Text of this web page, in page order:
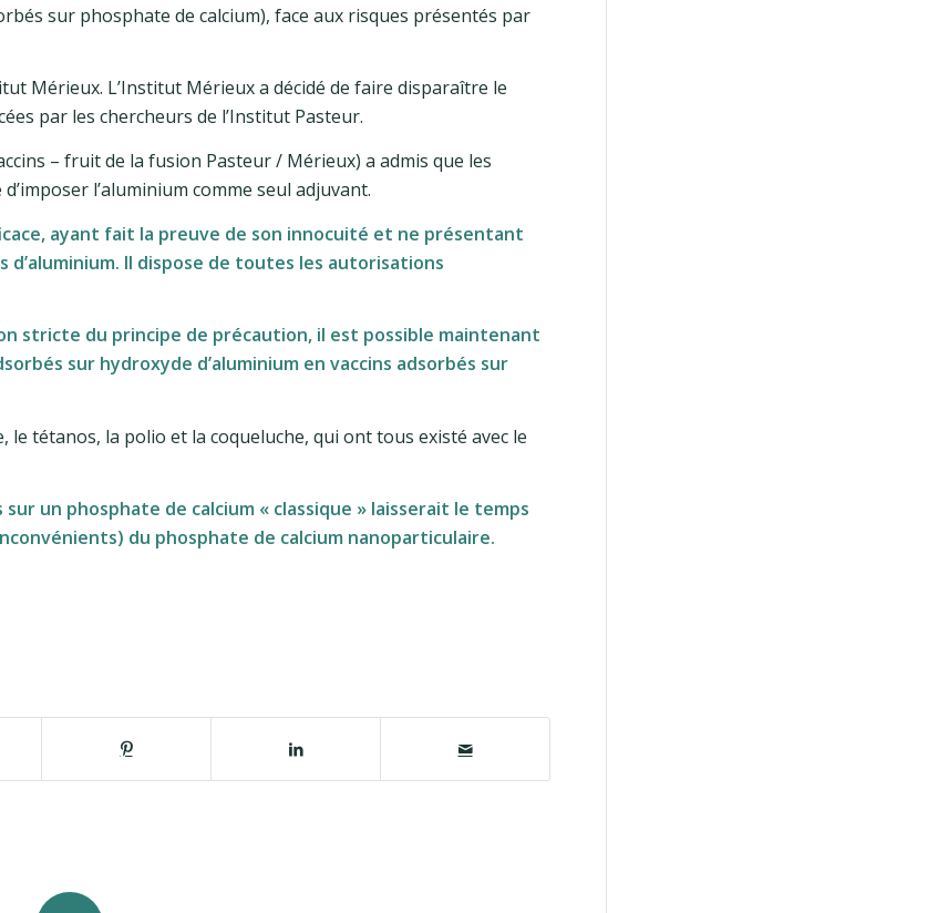
sur phosphate de calcium), face aux risques présentés par
Mérieux. L’Institut Mérieux a décidé de faire disparaître le
par les chercheurs de l’Institut Pasteur.
– fruit de la fusion Pasteur / Mérieux) a admis que les
l’aluminium comme seul adjuvant.
ayant fait la preuve de son innocuité et ne présentant
Il dispose de toutes les autorisations
stricte du principe de précaution, il est possible maintenant
sur hydroxyde d’aluminium en vaccins adsorbés sur
tétanos, la polio et la coqueluche, qui ont tous existé avec le
un phosphate de calcium « classique » laisserait le temps
du phosphate de calcium nanoparticulaire.